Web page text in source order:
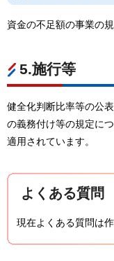
資金の不足額の事業の
5.施行等
健全化判断比率等の公
の義務付け等の規定に
適用されています。
よくある質問
現在よくある質問は